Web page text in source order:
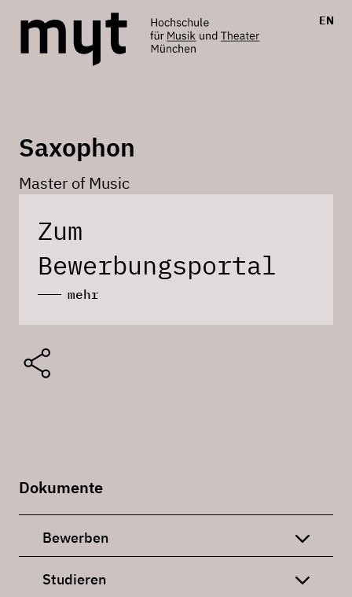
EN
Saxophon
Master of Music
Zum
Bewerbungsportal
mehr
Dokumente
Bewerben
Studieren